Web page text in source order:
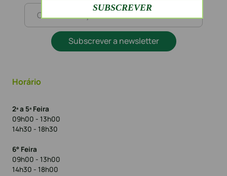
Subscrever a newsletter
Horário
2ª a 5ª Feira
09h00 - 13h00
14h30 - 18h30
6° Feira
09h00 - 13h00
14h30 - 18h00